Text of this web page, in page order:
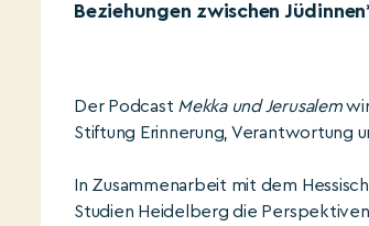
Beziehungen zwischen
Der Podcast Mekka und Jerusalem
Stiftung Erinnerung, Verantwortung
In Zusammenarbeit mit dem
Studien Heidelberg die